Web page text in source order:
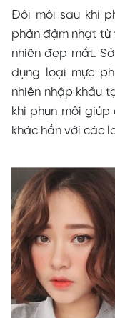
Đôi môi sau khi
phản đậm nhạt từ
nhiên đẹp mắt.
dụng loại mực
nhiên nhập khẩu
khi phun môi
khác hẳn với các